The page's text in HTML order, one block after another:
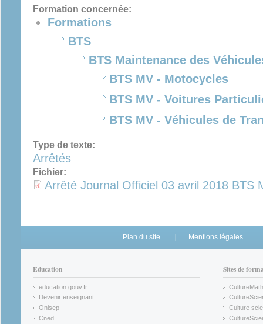
Formation concernée:
Formations
BTS
BTS Maintenance des
BTS MV - Motocycles
BTS MV - Voitures
BTS MV - Véhicules de
Type de texte:
Arrêtés
Fichier:
Arrêté Journal Officiel 03 avril 2018 BTS
Plan du site Mentions légales
Éducation
education.gouv.fr
(link is external)
Devenir enseignant
(link is external)
Onisep
(link is external)
Cned
Sites de
CultureMath
(link is
(link is
Culture